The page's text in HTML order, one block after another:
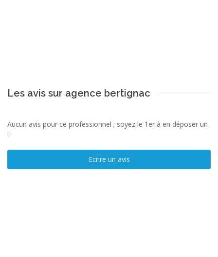
Les avis sur agence bertignac
Aucun avis pour ce professionnel ; soyez le 1er à en déposer un
!
Ecrire un avis